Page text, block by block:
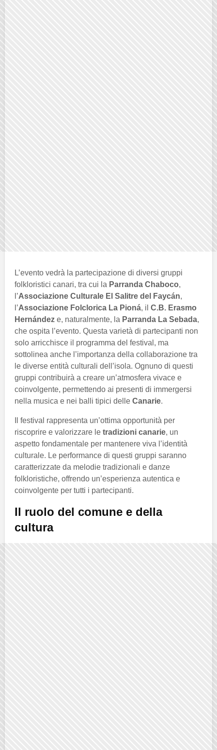
L’evento vedrà la partecipazione di diversi gruppi
folkloristici canari, tra cui la Parranda Chaboco,
l’Associazione Culturale El Salitre del Faycán,
l’Associazione Folclorica La Pioná, il C.B. Erasmo
Hernández e, naturalmente, la Parranda La Sebada,
che ospita l’evento. Questa varietà di partecipanti non
solo arricchisce il programma del festival, ma
sottolinea anche l’importanza della collaborazione tra
le diverse entità culturali dell’isola. Ognuno di questi
gruppi contribuirà a creare un’atmosfera vivace e
coinvolgente, permettendo ai presenti di immergersi
nella musica e nei balli tipici delle Canarie.
Il festival rappresenta un’ottima opportunità per
riscoprire e valorizzare le tradizioni canarie, un
aspetto fondamentale per mantenere viva l’identità
culturale. Le performance di questi gruppi saranno
caratterizzate da melodie tradizionali e danze
folkloristiche, offrendo un’esperienza autentica e
coinvolgente per tutti i partecipanti.
Il ruolo del comune e della
cultura